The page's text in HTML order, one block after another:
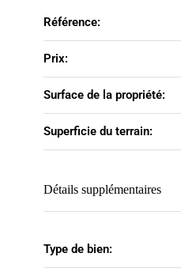
Référence:
Prix:
Surface de la propriété:
Superficie du terrain:
Détails supplémentaires
Type de bien: